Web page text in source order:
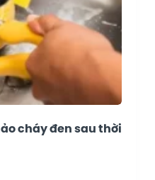
cháy đen sau thời